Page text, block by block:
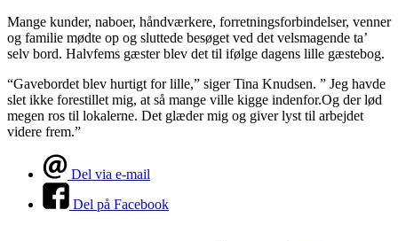
Mange kunder, naboer, håndværkere, forretningsforbindelser, venner
og familie mødte op og sluttede besøget ved det velsmagende ta’
selv bord. Halvfems gæster blev det til ifølge dagens lille gæstebog.
“Gavebordet blev hurtigt for lille,” siger Tina Knudsen. ” Jeg havde
slet ikke forestillet mig, at så mange ville kigge indenfor.Og der lød
megen ros til lokalerne. Det glæder mig og giver lyst til arbejdet
videre frem.”
Del via e-mail
Del på Facebook